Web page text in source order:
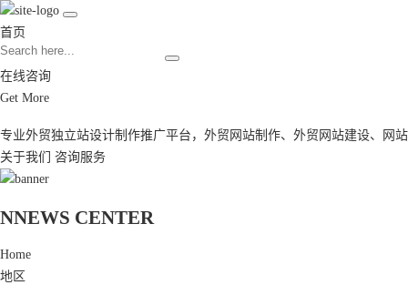
首页
在线咨询
Get More
专业外贸独立站设计制作推广平台， 外贸网站制作、 外贸网站建设、 网
关于我们
咨询服务
NNEWS CENTER
Home
地区